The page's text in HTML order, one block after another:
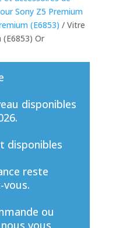
Sony Z5 Premium
(E6853) / Vitre
(E6853) Or
disponibles
disponibles
reste
vous.
ou
vous